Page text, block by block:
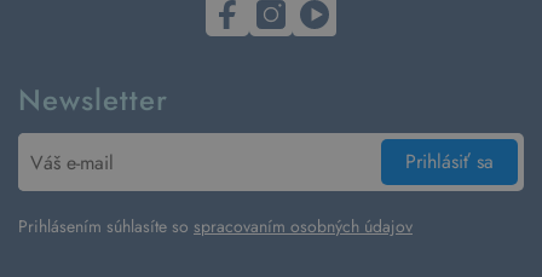
Newsletter
Prihlásiť sa
Prihlásením súhlasíte so spracovaním osobných údajov